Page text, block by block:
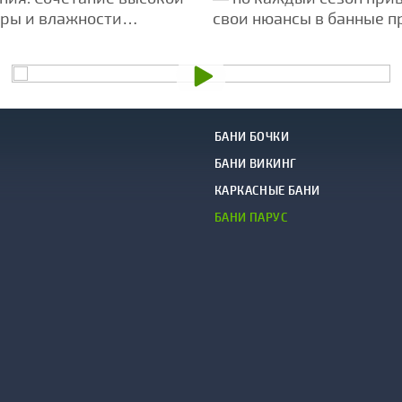
и влажности
свои нюансы в банные
БАНИ БОЧКИ
БАНИ ВИКИНГ
КАРКАСНЫЕ БАНИ
БАНИ ПАРУС